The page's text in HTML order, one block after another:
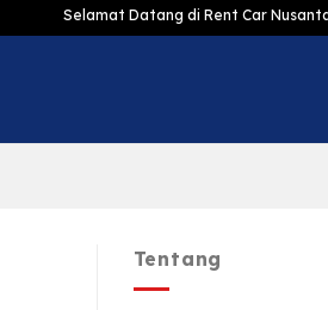
Datang di Rent Car Nusantara :
Tentang